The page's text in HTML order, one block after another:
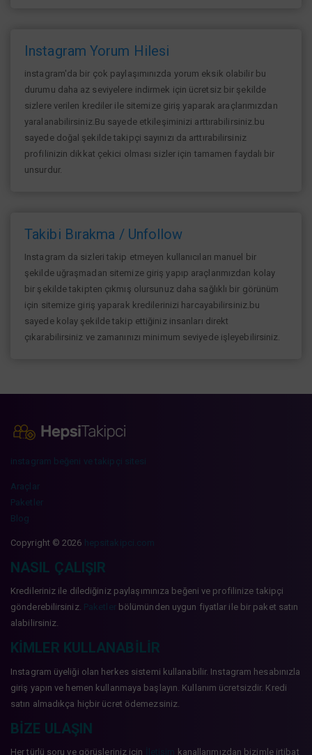
Instagram Yorum Hilesi
instagram'da bir çok paylaşımınızda yorum eksik olabilir bu
durumu daha az seviyelere indirmek için ücretsiz bir şekilde
sizlere verilen krediler ile sitemize giriş yaparak araçlarımızdan
yaralanabilirsiniz.Bu sayede etkileşiminizi arttırabilirsiniz.bu
sayede doğal şekilde takipçi sayınızı da arttırabilirsiniz
profilinizin dikkat çekici olması sizler için tamamen faydalı bir
unsurdur.
Takibi Bırakma / Unfollow
Instagram da sizleri takip etmeyen kullanıcıları manuel bir
şekilde uğraşmadan sitemize giriş yapıp araçlarımızdan kolay
bir şekilde takipten çıkmış olursunuz daha sağlıklı bir görünüm
için sitemize giriş yaparak kredilerinizi harcayabilirsiniz.bu
sayede kolay şekilde takip ettiğiniz insanları direkt
çıkarabilirsiniz ve zamanınızı minimum seviyede işleyebilirsiniz.
instagram beğeni ve takipçi sitesi
Araçlar
Paketler
Blog
Copyright © 2026 hepsitakipci.com
NASIL ÇALIŞIR
Kredileriniz ile dilediğiniz paylaşımınıza beğeni ve profilinize takipçi
gönderebilirsiniz. Paketler bölümünden uygun fiyatlar ile bir paket satın
alabilirsiniz.
KIMLER KULLANABILIR
Instagram üyeliği olan herkes sistemi kullanabilir. Instagram hesabınızla
giriş yapın ve hemen kullanmaya başlayın. Kullanım ücretsizdir. Kredi
satın almadıkça hiçbir ücret ödemezsiniz.
BIZE ULAŞIN
Her türlü soru ve görüşleriniz için kanallarımızdan bizimle irtibat